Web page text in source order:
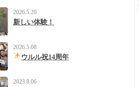
2026.5.20
新しい体験！
2026.5.08
ウルル祝14周年
2023.8.06